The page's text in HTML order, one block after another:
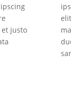
et justo